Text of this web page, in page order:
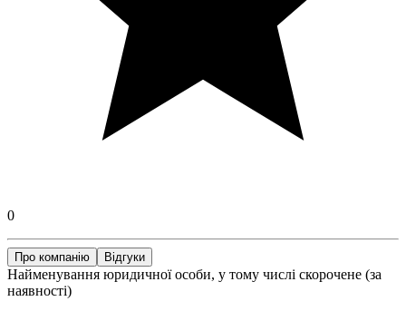
0
Про компанію Відгуки
Найменування юридичної особи, у тому числі скорочене (за
наявності)